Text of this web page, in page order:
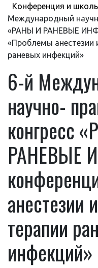
Конференция и
Международный
«РАНЫ И РАНЕВЫЕ
«Проблемы анестезии
раневых инфекций»
6-й
научно-
конгресс
РАНЕВЫЕ
анестезии
терапии
инфекций»